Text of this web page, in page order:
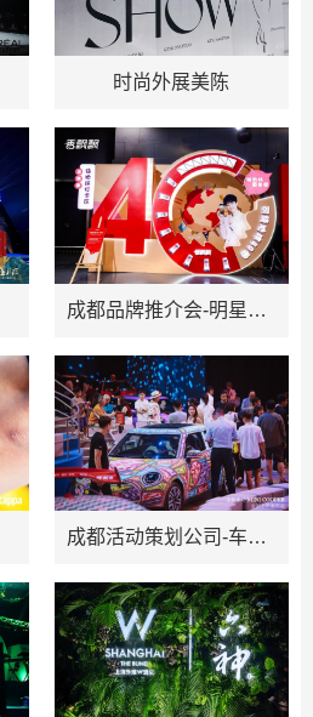
时尚外展美陈
成都品牌推介会-明星代言活动策划
成都活动策划公司-车企发布会推荐